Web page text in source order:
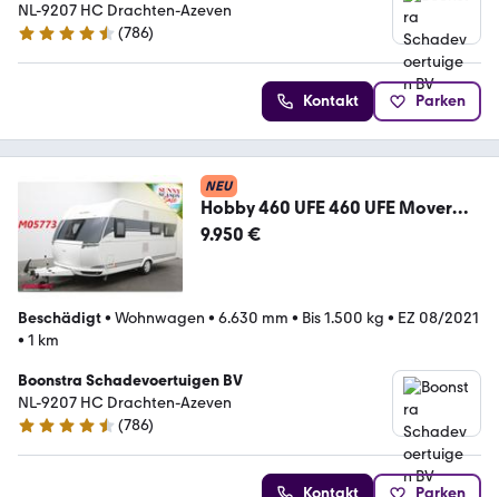
NL-9207 HC Drachten-Azeven
4.4 Sterne
(786)
Kontakt Parken
NEU
Hobby 460 UFE 460 UFE Mover
Rondzit Frans Bed
9.950 €
Beschädigt• Wohnwagen • 6.630 mm • Bis 1.500 kg • EZ 08/2021
• 1 km
Boonstra Schadevoertuigen BV
NL-9207 HC Drachten-Azeven
4.4 Sterne
(786)
Kontakt Parken